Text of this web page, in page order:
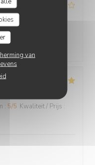
van
:5
: 5/5 Kwaliteit / Prijs :